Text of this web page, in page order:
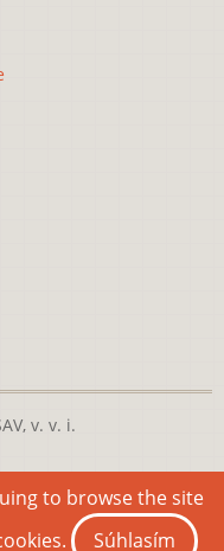
v. v. i.
podCreative Commons
License
to browse the site
Súhlasím